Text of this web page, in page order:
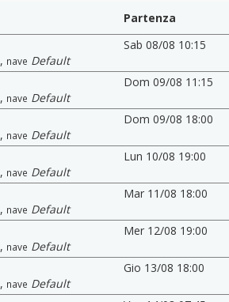
Partenza
, nave Default
Sab 08/08 10:15
, nave Default
Dom 09/08 11:15
, nave Default
Dom 09/08 18:00
, nave Default
Lun 10/08 19:00
, nave Default
Mar 11/08 18:00
, nave Default
Mer 12/08 19:00
, nave Default
Gio 13/08 18:00